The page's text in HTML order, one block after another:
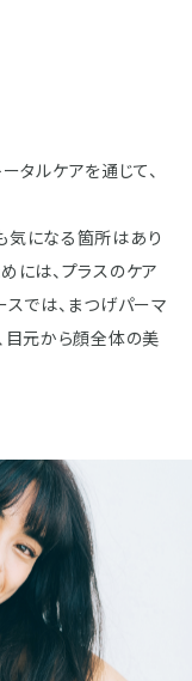
タルケアを通じて、
気になる箇所はあり
には、プラスのケア
スでは、まつげパーマ
目元から顔全体の美